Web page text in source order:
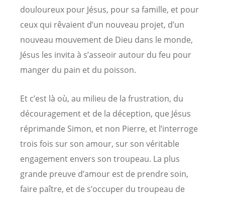
douloureux pour Jésus, pour sa famille, et pour
ceux qui rêvaient d’un nouveau projet, d’un
nouveau mouvement de Dieu dans le monde,
Jésus les invita à s’asseoir autour du feu pour
manger du pain et du poisson.
Et c’est là où, au milieu de la frustration, du
découragement et de la déception, que Jésus
réprimande Simon, et non Pierre, et l’interroge
trois fois sur son amour, sur son véritable
engagement envers son troupeau. La plus
grande preuve d’amour est de prendre soin,
faire paître, et de s’occuper du troupeau de